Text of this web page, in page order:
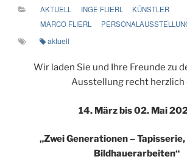
AKTUELL
INGE FLIERL
KÜNSTLER
MARCO FLIERL
aktuell
Wir laden Sie und Ihre Freunde zu
Ausstellung recht herzlich
14. März bis 02. Mai
„Zwei Generationen –
Bildhauerarbeiten“